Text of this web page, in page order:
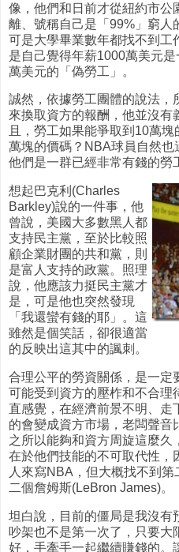
像，他們和日前才從紐約市公
離、號稱自己是「99%」窮人
可是大學畢業數年都找不到工
是自己覺得年薪1000萬美元
萬美元的「偽勞工」。
誠然，依據勞工團體的說法，
來換取資方的報酬，他並沒有
且，勞工如果能爭取到10萬
萬塊的價碼？NBA球員自然也
他們是一群已經非常有錢的勞
想起巴克利(Charles
Barkley)說的一件事，他
曾說，美國大多數黑人都
支持民主黨，至於比較照
顧企業財團的共和黨，則
是富人支持的政黨。照理
說，他應該力挺民主黨才
是，可是他也突然發現
「我還蠻有錢的耶」。這
雖然是個笑話，卻很適當
的反映出這其中的諷刺。
合理公平的勞資關係，是一定
可能受到資方的壓柞和不合理
直感覺，在經濟前景不明、
的會變成資方市場，老闆聲音
之所以能夠和資方周旋這麼久
在於他們技能的不可取代性，
人來寫NBA，但大概找不到
二個詹姆斯(LeBron James)。
坦白說，目前的僵局是我沒有
吵架也不是第一次了，只要
好，手牽手一起繼續賺錢的。